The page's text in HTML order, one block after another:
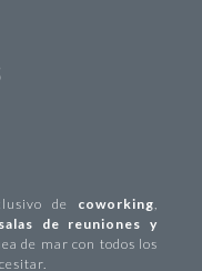
de coworking
salas de reuniones y
de mar con todos los